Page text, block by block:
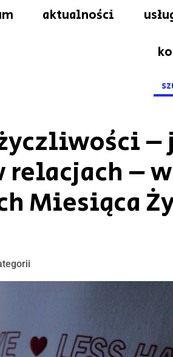
aktualności
for:
–
relacjach –
Miesiąca